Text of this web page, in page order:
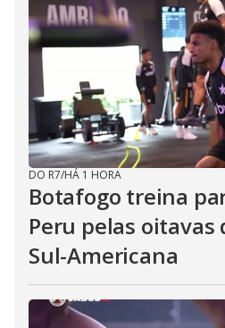
DO R7/HÁ 1 HORA
Botafogo treina
Peru pelas oitavas
Sul-Americana